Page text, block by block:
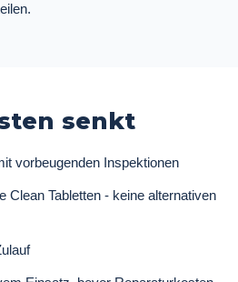
senkt
vorbeugenden Inspektionen
Clean Tabletten - keine alternativen